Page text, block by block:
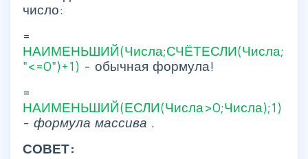
число:
=
НАИМЕНЬШИЙ(Числа;СЧЁТЕСЛИ(Числа;
"<=0")+1) - обычная формула!
=
НАИМЕНЬШИЙ(ЕСЛИ(Числа>0;Числа);1)
- формула массива .
СОВЕТ: